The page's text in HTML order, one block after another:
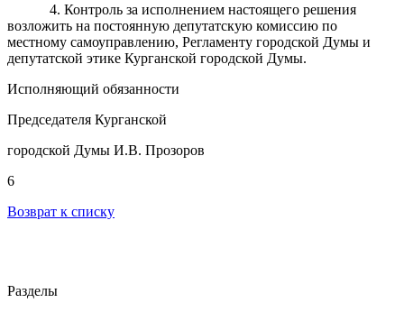
4. Контроль за исполнением настоящего решения
возложить на постоянную депутатскую комиссию по
местному самоуправлению, Регламенту городской Думы и
депутатской этике Курганской городской Думы.
Исполняющий обязанности
Председателя Курганской
городской Думы И.В. Прозоров
6
Возврат к списку
Разделы